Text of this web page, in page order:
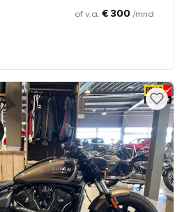
of v.a. € 300 /mnd